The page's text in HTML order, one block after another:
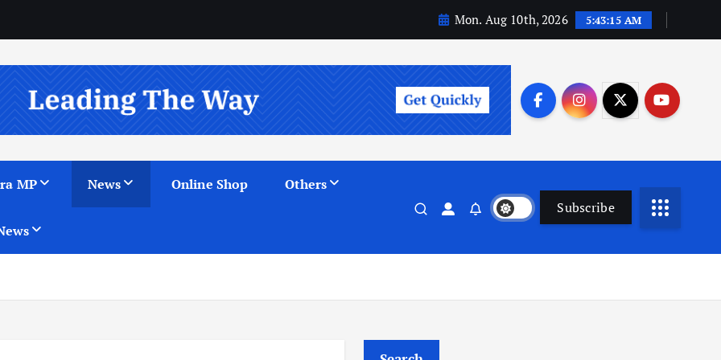
Mon. Aug 10th, 2026 5:43:16 AM
MP News Online Shop Others
Subscribe